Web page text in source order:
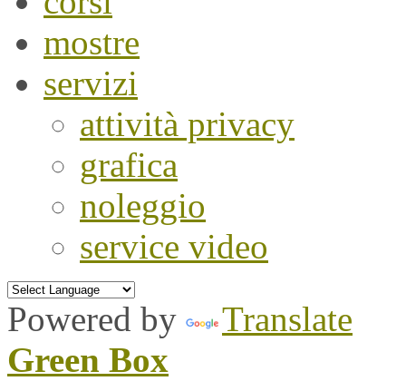
mostre
servizi
attività privacy
grafica
noleggio
service video
Powered by
Translate
Green Box